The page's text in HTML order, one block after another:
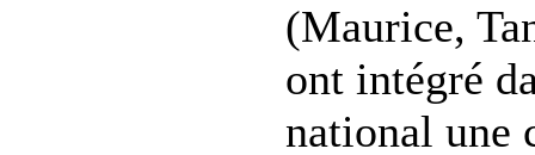
(Maurice,
ont intégré
national une